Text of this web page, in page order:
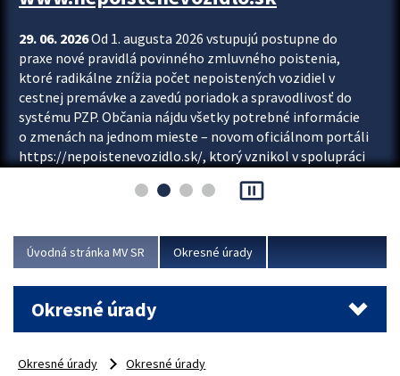
29. 06. 2026Od 1. augusta 2026 vstupujú postupne do
praxe nové pravidlá povinného zmluvného poistenia,
ktoré radikálne znížia počet nepoistených vozidiel v
cestnej premávke a zavedú poriadok a spravodlivosť do
systému PZP. Občania nájdu všetky potrebné informácie
o zmenách na jednom mieste – novom oficiálnom portáli
https://nepoistenevozidlo.sk/, ktorý vznikol v spolupráci
asociácie poisťovní (SLASPO) a Ministerstva vnútra SR.
Viac
pause_presentation
Úvodná stránka MV SR Okresné úrady
Okresné úrady
Okresné úrady
Okresné úrady